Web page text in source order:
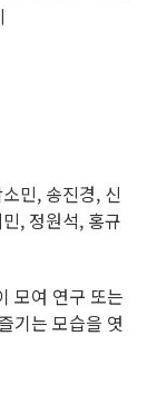
민, 송진경, 신
, 정원석, 홍규
모여 연구 또는
기는 모습을 엿